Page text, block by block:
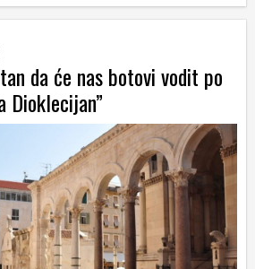
da će nas botovi vodit po
Dioklecijan”